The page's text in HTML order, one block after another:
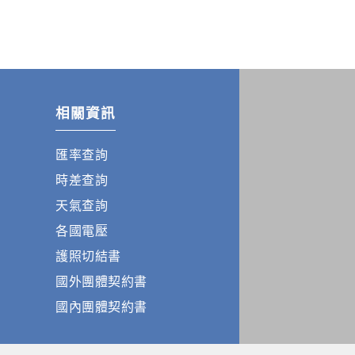
相關資訊
匯率查詢
時差查詢
天氣查詢
各國電壓
護照切結書
國外團體契約書
國內團體契約書